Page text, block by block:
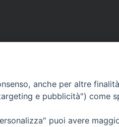
.
anche per altre
e pubblicità") come
puoi avere